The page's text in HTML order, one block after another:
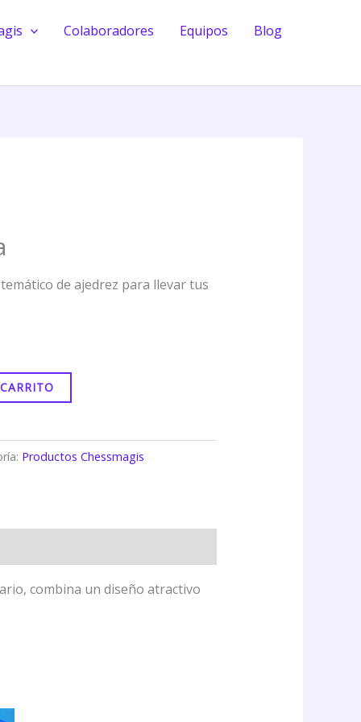
Colaboradores Equipos Blog
de ajedrez para llevar tus
Productos Chessmagis
combina un diseño atractivo